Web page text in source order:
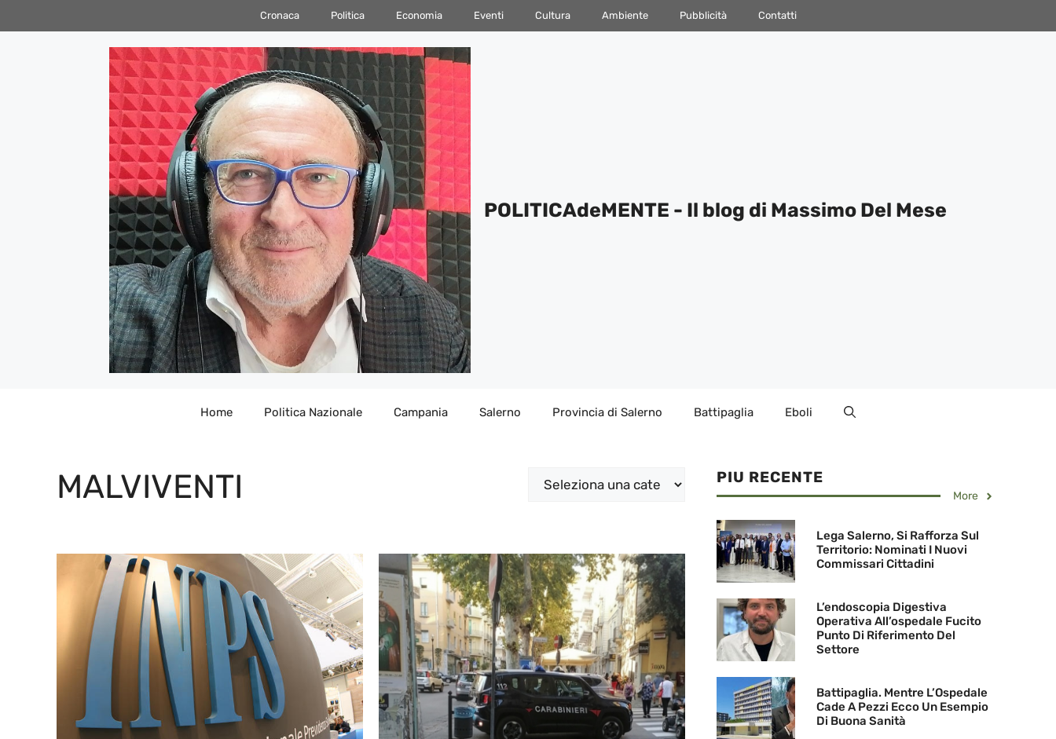
al
Cronaca Politica Economia Eventi Cultura Ambiente Pubblicità Contatti
POLITICAdeMENTE - Il blog di Massimo Del Mese
Home Politica Nazionale Campania Salerno Provincia di Salerno Battipaglia Eboli
MALVIVENTI Categorie PIU RECENTE
More
Lega Salerno, Si Rafforza Sul
Territorio: Nominati I Nuovi
Commissari Cittadini
L’endoscopia Digestiva
Operativa All’ospedale Fucito
Punto Di Riferimento Del
Settore
Battipaglia. Mentre L’Ospedale
Cade A Pezzi Ecco Un Esempio
Di Buona Sanità